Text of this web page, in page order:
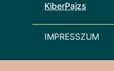
KiberPajzs
IMPRESSZUM